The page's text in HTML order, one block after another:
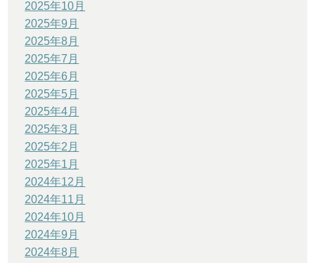
2025年10月
2025年9月
2025年8月
2025年7月
2025年6月
2025年5月
2025年4月
2025年3月
2025年2月
2025年1月
2024年12月
2024年11月
2024年10月
2024年9月
2024年8月